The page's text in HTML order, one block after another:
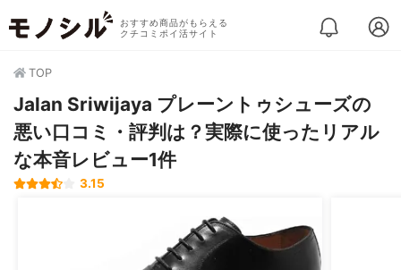
おすすめ商品がもらえる
クチコミポイ活サイト
TOP
Jalan Sriwijaya プレーントゥシューズの
悪い口コミ・評判は？実際に使ったリアル
な本音レビュー1件
3.15